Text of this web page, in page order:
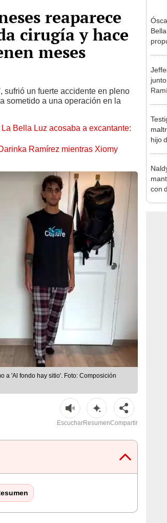
reaparece
cirugía y hace
meses
sufrió un fuerte accidente en pleno
sometido a una operación en la
Bella Luz acosaba a excantante:
Ramírez mientras Xiomy
a 'Al fondo hay sitio'. Foto: Composición
EscucharResumenCompartir
tipo
hijo
con